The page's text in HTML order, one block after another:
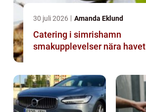
30 juli 2026 Amanda Eklund
Catering i simrishamn
smakupplevelser nära havet